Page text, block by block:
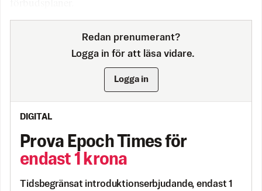
Redan prenumerant?
Logga in för att läsa vidare.
Logga in
DIGITAL
Prova Epoch Times för
endast 1 krona
Tidsbegränsat introduktionserbjudande, endast 1